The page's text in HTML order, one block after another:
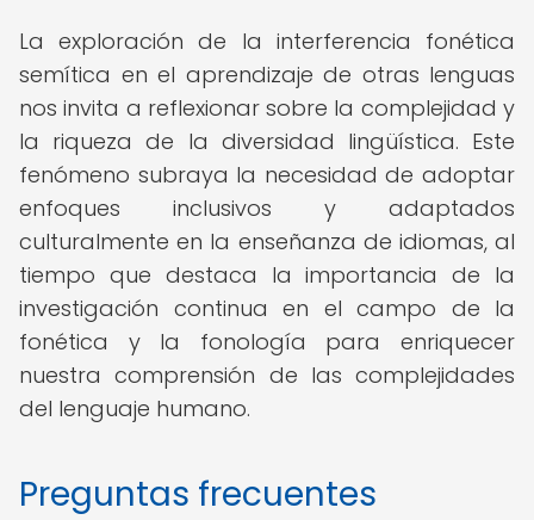
La exploración de la interferencia fonética
semítica en el aprendizaje de otras lenguas
nos invita a reflexionar sobre la complejidad y
la riqueza de la diversidad lingüística. Este
fenómeno subraya la necesidad de adoptar
enfoques inclusivos y adaptados
culturalmente en la enseñanza de idiomas, al
tiempo que destaca la importancia de la
investigación continua en el campo de la
fonética y la fonología para enriquecer
nuestra comprensión de las complejidades
del lenguaje humano.
Preguntas frecuentes